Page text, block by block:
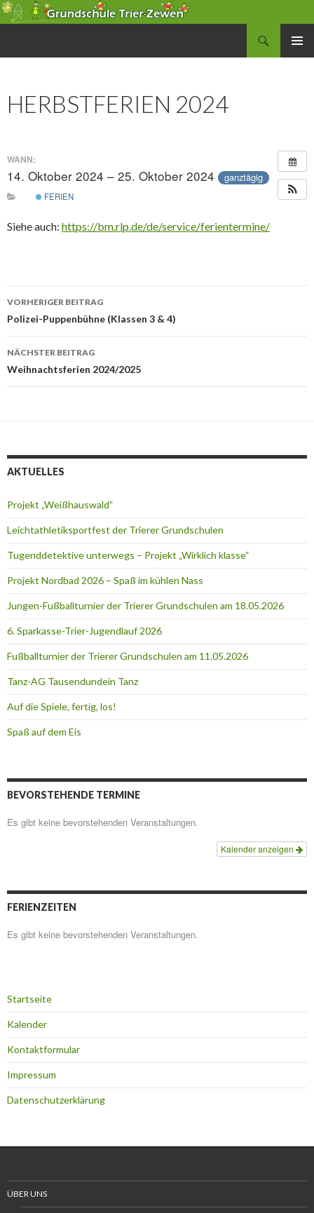
HERBSTFERIEN 2024
WANN:
14. Oktober 2024 – 25. Oktober 2024 ganztägig
FERIEN
Siehe auch: https://bm.rlp.de/de/service/ferientermine/
Beitrags-
Navigation
VORHERIGER BEITRAG
Polizei-Puppenbühne (Klassen 3 & 4)
NÄCHSTER BEITRAG
Weihnachtsferien 2024/2025
AKTUELLES
Projekt „Weißhauswald“
Leichtathletiksportfest der Trierer Grundschulen
Tugenddetektive unterwegs – Projekt „Wirklich klasse“
Projekt Nordbad 2026 – Spaß im kühlen Nass
Jungen-Fußballturnier der Trierer Grundschulen am 18.05.2026
6. Sparkasse-Trier-Jugendlauf 2026
Fußballturnier der Trierer Grundschulen am 11.05.2026
Tanz-AG Tausendundein Tanz
Auf die Spiele, fertig, los!
Spaß auf dem Eis
BEVORSTEHENDE TERMINE
Es gibt keine bevorstehenden Veranstaltungen.
Kalender anzeigen
FERIENZEITEN
Es gibt keine bevorstehenden Veranstaltungen.
Startseite
Kalender
Kontaktformular
Impressum
Datenschutzerklärung
ÜBER UNS